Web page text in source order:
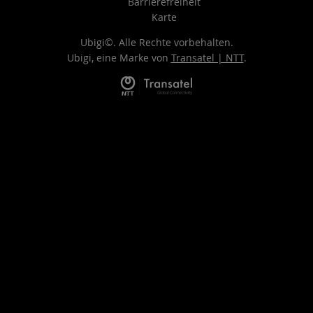
Karte
Ubigi©. Alle Rechte vorbehalten.
Ubigi, eine Marke von Transatel | NTT.